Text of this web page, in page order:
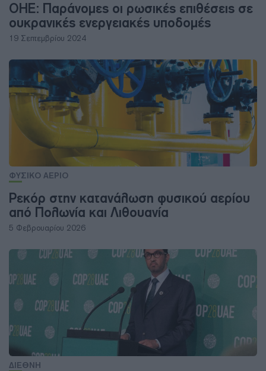
ΟΗΕ: Παράνομες οι ρωσικές επιθέσεις σε
ουκρανικές ενεργειακές υποδομές
19 Σεπτεμβρίου 2024
ΦΥΣΙΚΟ ΑΕΡΙΟ
Ρεκόρ στην κατανάλωση φυσικού αερίου
από Πολωνία και Λιθουανία
5 Φεβρουαρίου 2026
ΔΙΕΘΝΗ